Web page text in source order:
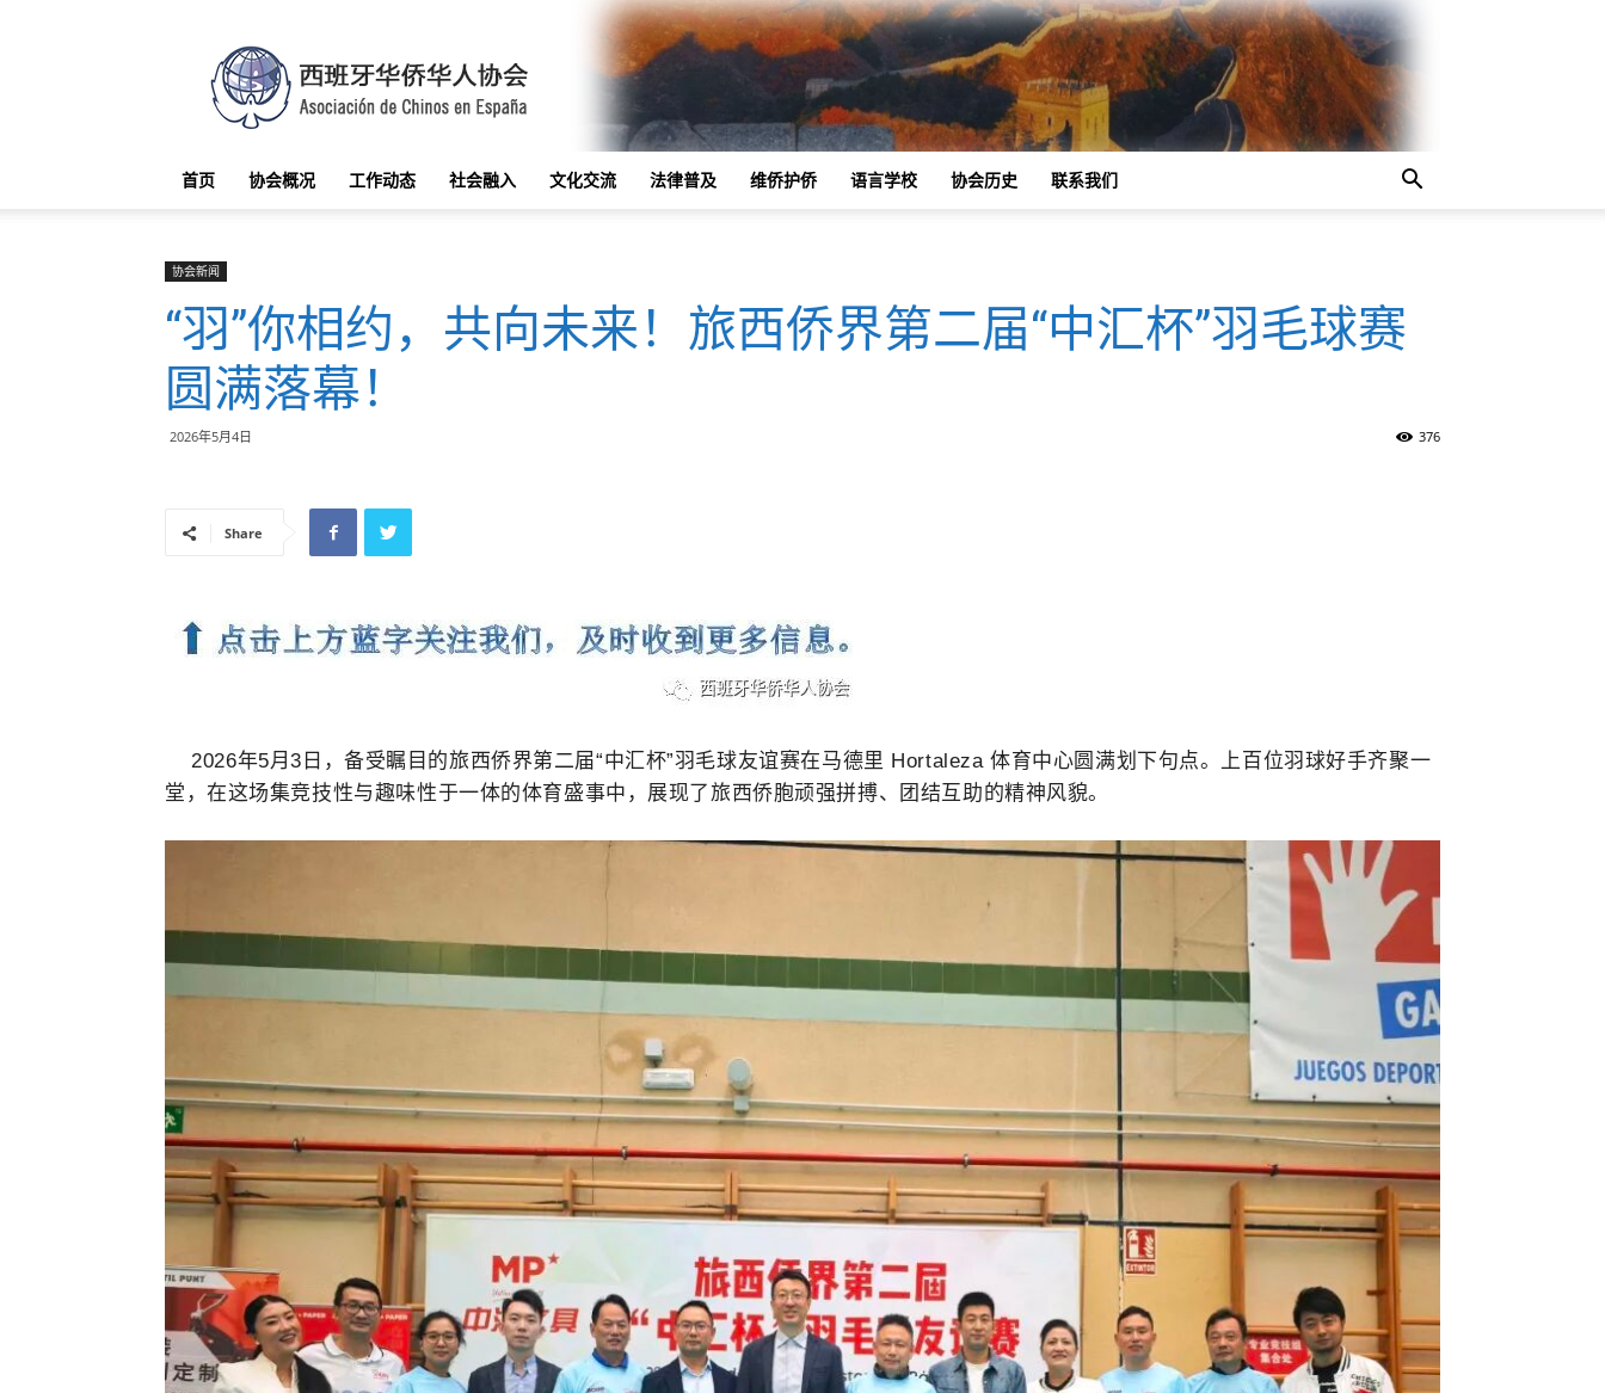
班
华
华
人
首页 协会概况 工作动态 社会融入 文化交流 法律普及 维侨护侨 语言学校 协会历史 联系我们
协会新闻
“羽”你相约，共向未来！旅西侨界第二届“中汇杯”羽毛球赛
圆满落幕！
2026年5月4日 376
Share
2026年5月3日，备受瞩目的旅西侨界第二届“中汇杯”羽毛球友谊赛在马德里 Hortaleza 体育中心圆满划下句点。上百位羽球好手齐聚一
堂，在这场集竞技性与趣味性于一体的体育盛事中，展现了旅西侨胞顽强拼搏、团结互助的精神风貌。